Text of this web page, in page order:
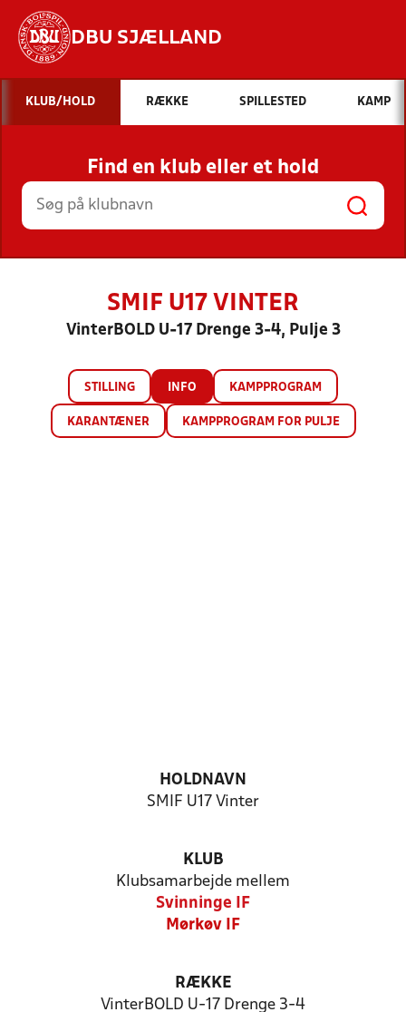
DBU SJÆLLAND
Hvad vil du søge efter?
INDHOLD OG NYHEDER
STILLINGER, RESULTATER, KLUBBER OG
HOLD
KLUB/HOLD RÆKKE SPILLESTED KAMP
Find en klub eller et hold
SMIF U17 VINTER
VinterBOLD U-17 Drenge 3-4, Pulje 3
STILLING INFO KAMPPROGRAM
KARANTÆNER KAMPPROGRAM FOR PULJE
HOLDNAVN
SMIF U17 Vinter
KLUB
Klubsamarbejde mellem
Svinninge IF
Mørkøv IF
RÆKKE
VinterBOLD U-17 Drenge 3-4